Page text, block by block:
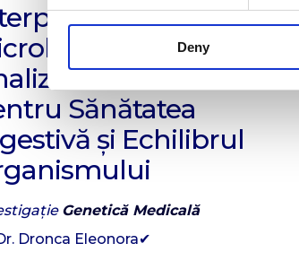
Deny
Test
Intestinal –
Avansată
Sănătatea
și Echilibrul
Genetică Medicală
Dronca Eleonora✔